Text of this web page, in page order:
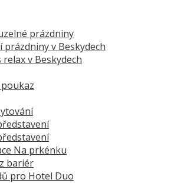
prázdniny
prázdniny v Beskydech
relax v Beskydech
Na prkénku
bariér
pro Hotel Duo